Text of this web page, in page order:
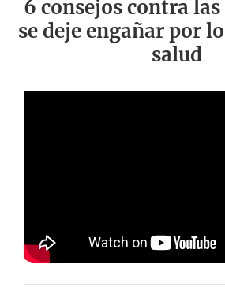
6 consejos contra
se deje engañar por
salud